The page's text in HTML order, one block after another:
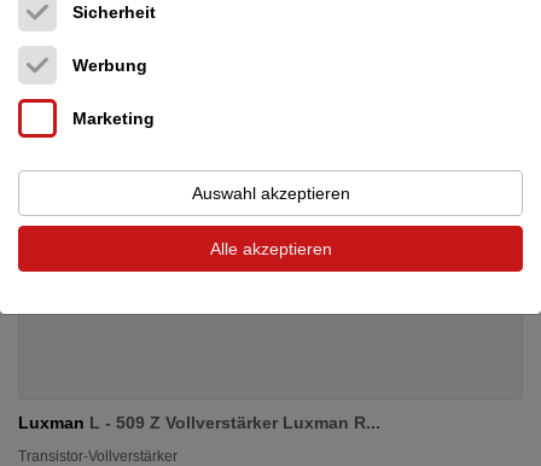
Luxman L - 509 Z Vollverstärker Luxman R...
Transistor-Vollverstärker
Sicherheit
Werbung
Marketing
Auswahl akzeptieren
Alle akzeptieren